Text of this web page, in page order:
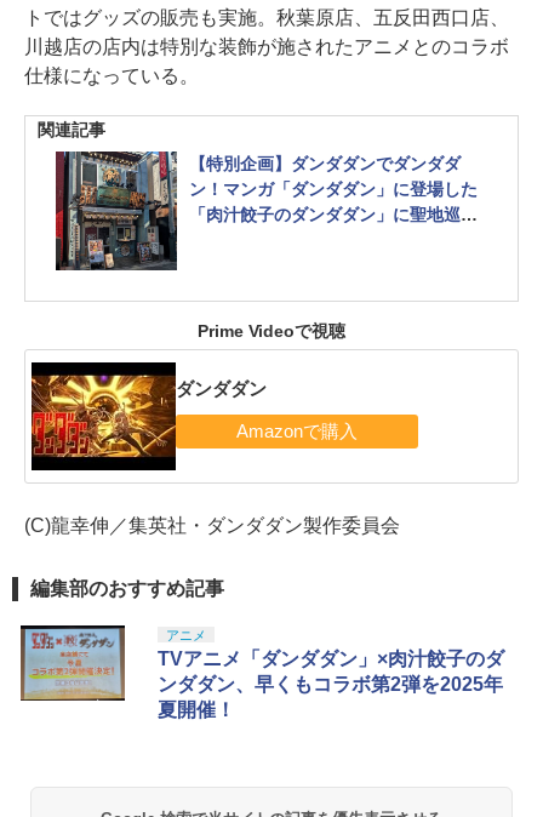
トではグッズの販売も実施。秋葉原店、五反田西口店、
川越店の店内は特別な装飾が施されたアニメとのコラボ
仕様になっている。
関連記事
【特別企画】ダンダダンでダンダダ
ン！マンガ「ダンダダン」に登場した
「肉汁餃子のダンダダン」に聖地巡礼
Prime Videoで視聴
ダンダダン
(C)龍幸伸／集英社・ダンダダン製作委員会
編集部のおすすめ記事
アニメ
TVアニメ「ダンダダン」×肉汁餃子のダ
ンダダン、早くもコラボ第2弾を2025年
夏開催！